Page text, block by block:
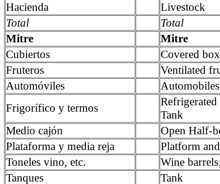
Hacienda
Livestock
Total
Total
Mitre
Mitre
Cubiertos
Covered box
Fruteros
Ventilated
Automóviles
Automobiles
Frigorífico y termos
Tank
Medio cajón
Open Half-
Plataforma y media reja
Platform
Toneles vino, etc.
Wine
Tanques
Tank